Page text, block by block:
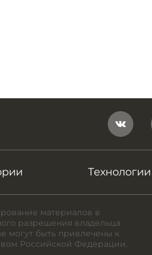
Технологии
материалов в
разрешения владельца
могут быть привлечены к
Российской Федерации.